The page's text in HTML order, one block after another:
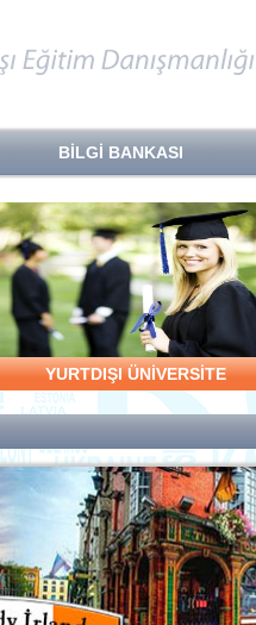
BİLGİ BANKASI
YURTDIŞI ÜNİVERSİTE